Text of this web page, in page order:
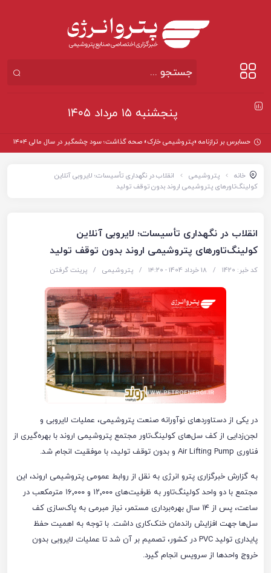
پنجشنبه ۱۵ مرداد ۱۴۰۵
حسابرس بر ترازنامه «پتروشیمی خارک» صحه گذاشت؛ سود چشمگیر در سال مالی ۱۴۰۴
خانه پتروشیمی
انقلاب در نگهداری تأسیسات؛ لایروبی آنلاین
کولینگ‌تاورهای پتروشیمی اروند بدون توقف تولید
انقلاب در نگهداری تأسیسات؛ لایروبی آنلاین
کولینگ‌تاورهای پتروشیمی اروند بدون توقف تولید
کد خبر: 1420 / 18 خرداد 1404 - ۱۴:۲۰ / پتروشیمی / پرینت گرفتن
در یکی از دستاوردهای نوآورانه صنعت پتروشیمی، عملیات لایروبی و
لجن‌زدایی از کف سل‌های کولینگ‌تاور مجتمع پتروشیمی اروند با بهره‌گیری از
فناوری Air Lifting Pump و بدون توقف تولید، با موفقیت انجام شد.
به گزارش خبرگزاری پترو انرژی به نقل از روابط عمومی پتروشیمی اروند، این
مجتمع با دو واحد کولینگ‌تاور به ظرفیت‌های ۱۲٬۰۰۰ و ۱۶٬۰۰۰ مترمکعب در
ساعت، پس از ۱۴ سال بهره‌برداری مستمر، نیاز مبرمی به پاک‌سازی کف
سل‌ها جهت افزایش راندمان خنک‌کاری داشت. با توجه به اهمیت حفظ
پایداری تولید PVC در کشور، تصمیم بر آن شد تا عملیات لایروبی بدون
خروج واحدها از سرویس انجام گیرد.